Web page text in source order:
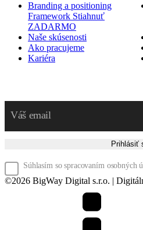
Branding a positioning
Framework Stiahnuť
ZADARMO
Naše skúsenosti
Ako pracujeme
Kariéra
Prihlásiť
Súhlasím so spracovaním osobných
©2026 BigWay Digital s.r.o. |